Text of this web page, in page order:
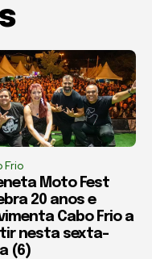
Frio
Moto Fest
20 anos e
Cabo Frio a
nesta sexta-
(6)